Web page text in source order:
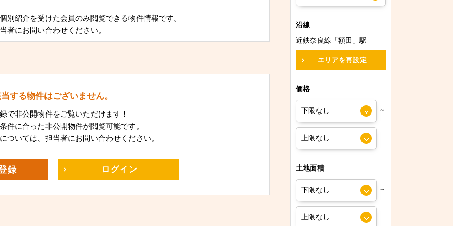
別紹介を受けた会員のみ閲覧できる物件情報です。
者にお問い合わせください。
する物件はございません。
で非公開物件をご覧いただけます！
件に合った非公開物件が閲覧可能です。
ついては、担当者にお問い合わせください。
録 ログイン
沿線
近鉄奈良線「額田」駅
エリアを再設定
価格
～
土地面積
～